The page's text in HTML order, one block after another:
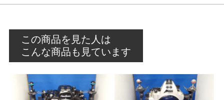
この商品を見た人は
こんな商品も見ています